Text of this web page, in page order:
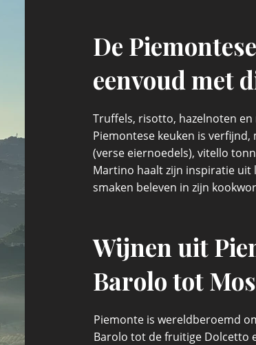
De
eenvoud met
Truffels, risotto, hazelnoten
Piemontese keuken is
(verse eiernoedels), vitello
Martino haalt zijn inspiratie uit
smaken beleven in zijn
Wijnen uit
Barolo tot
Piemonte is wereldberoemd
Barolo tot de fruitige Dolcetto